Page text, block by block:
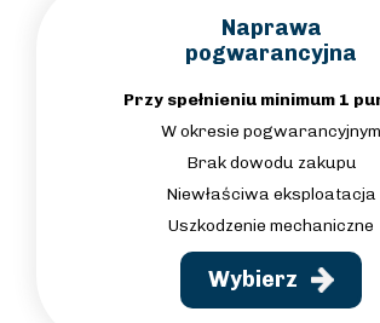
Naprawa
pogwarancyjna
Przy spełnieniu minimum 1
W okresie pogwarancyjnym
Brak dowodu zakupu
Niewłaściwa eksploatacja
Uszkodzenie mechaniczne
Wybierz